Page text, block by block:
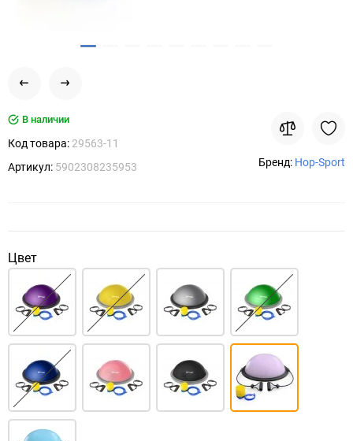
В наличии
Код товара: 29563-11
Артикул: 5902308235953 Бренд: Hop-Sport
Цвет